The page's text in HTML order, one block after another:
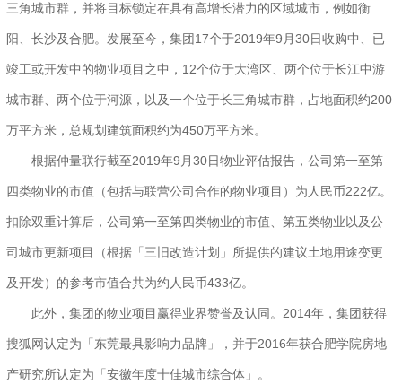
三角城市群，并将目标锁定在具有高增长潜力的区域城市，例如衡
阳、长沙及合肥。发展至今，集团17个于2019年9月30日收购中、已
竣工或开发中的物业项目之中，12个位于大湾区、两个位于长江中游
城市群、两个位于河源，以及一个位于长三角城市群，占地面积约200
万平方米，总规划建筑面积约为450万平方米。
根据仲量联行截至2019年9月30日物业评估报告，公司第一至第
四类物业的市值（包括与联营公司合作的物业项目）为人民币222亿。
扣除双重计算后，公司第一至第四类物业的市值、第五类物业以及公
司城市更新项目（根据「三旧改造计划」所提供的建议土地用途变更
及开发）的参考市值合共为约人民币433亿。
此外，集团的物业项目赢得业界赞誉及认同。2014年，集团获得
搜狐网认定为「东莞最具影响力品牌」，并于2016年获合肥学院房地
产研究所认定为「安徽年度十佳城市综合体」。